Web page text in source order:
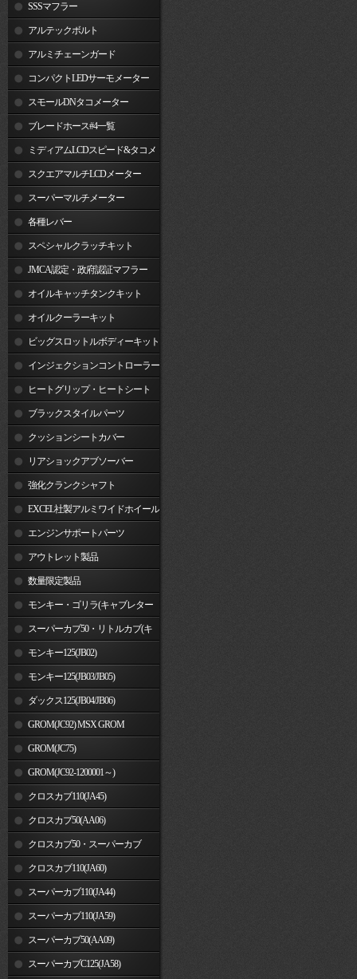
SSSマフラー
アルテックボルト
アルミチェーンガード
コンパクトLEDサーモメーター
スモールDNタコメーター
ブレードホース#4一覧
ミディアムLCDスピード&タコメ
ータースクエアマルチLCDメーター
スーパーマルチメーター
各種レバー
スペシャルクラッチキット
JMCA認定・政府認証マフラー
オイルキャッチタンクキット
オイルクーラーキット
ビッグスロットルボディーキット
インジェクションコントローラー
ヒートグリップ・ヒートシート
ブラックスタイルパーツ
クッションシートカバー
リアショックアブソーバー
強化クランクシャフト
EXCEL社製アルミワイドホイール
リム エンジンサポートパーツ
アウトレット製品
数量限定製品
モンキー・ゴリラ(キャブレター
車) スーパーカブ50・リトルカブ(キ
ャブレター車)
モンキー125(JB02)
モンキー125(JB03/JB05)
ダックス125(JB04/JB06)
GROM(JC92) MSX GROM
GROM(JC75)
GROM(JC92-1200001～)
クロスカブ110(JA45)
クロスカブ50(AA06)
クロスカブ50・スーパーカブ
50(AA09)/110(JA44)
クロスカブ110(JA60)
スーパーカブ110(JA44)
スーパーカブ110(JA59)
スーパーカブ50(AA09)
スーパーカブC125(JA58)